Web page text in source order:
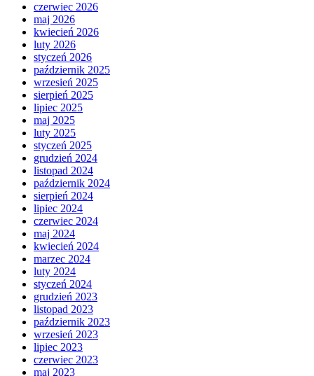
czerwiec 2026
maj 2026
kwiecień 2026
luty 2026
styczeń 2026
październik 2025
wrzesień 2025
sierpień 2025
lipiec 2025
maj 2025
luty 2025
styczeń 2025
grudzień 2024
listopad 2024
październik 2024
sierpień 2024
lipiec 2024
czerwiec 2024
maj 2024
kwiecień 2024
marzec 2024
luty 2024
styczeń 2024
grudzień 2023
listopad 2023
październik 2023
wrzesień 2023
lipiec 2023
czerwiec 2023
maj 2023